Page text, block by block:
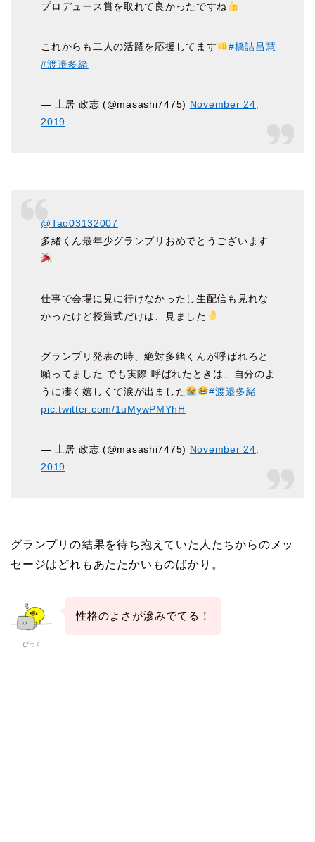
プロデュース賞を取れて良かったですね
これからも二人の活躍を応援してます
#橋詰昌慧
#渡邉多緒
— 土居 政志 (@masashi7475) November 24,
2019
@Tao03132007
多緒くん最年少グランプリおめでとうございます
仕事で会場に見に行けなかったし生配信も見れな
かったけど授賞式だけは、見ました
グランプリ発表の時、絶対多緒くんが呼ばれろと
願ってました でも実際 呼ばれたときは、自分のよ
うに凄く嬉しくて涙が出ました
#渡邉多緒
pic.twitter.com/1uMywPMYhH
— 土居 政志 (@masashi7475) November 24,
2019
グランプリの結果を待ち抱えていた人たちからのメッ
セージはどれもあたたかいものばかり。
ぴっく
性格のよさが滲みでてる！